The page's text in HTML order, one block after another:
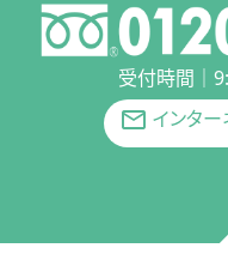
受付時間｜
mail_outline インタ